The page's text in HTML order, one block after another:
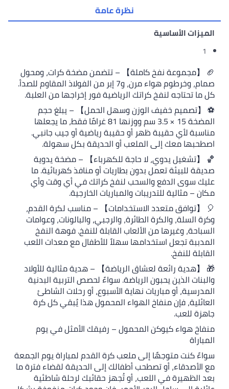
نفخ كاملة】 – تتضمن مضخة كرات، ومحول
صمام، وخرطوم هواء مرن، و7 إبر من الفولاذ المقاوم للصدأ.
لنفخ كراتك الرياضية فور إخراجها من العلبة.
خفيف الوزن وسهل الحمل】 – يبلغ حجم
المضخة 15 × 3.5 سم ووزنها 81 غرامًا فقط، ما يجعلها
حقيبة ظهر أو حقيبة رياضية أو جيب جانبي.
إلى الملعب أو الحديقة بكل سهولة.
يدوي، لا حاجة للكهرباء】 – مضخة يدوية
تعمل بدون بطاريات أو منافذ كهربائية. ما
والسحب لنفخ كراتك في أي وقت وأي
للتدريبات والمباريات الخارجية.
متعدد الاستخدامات】 – مناسب لكرة القدم،
والكرة الطائرة، والرجبي، والبالونات، وعوامات
من الألعاب القابلة للنفخ. فوهة النفخ
استخدامها سهلاً للأطفال مع معدات اللعب
لعشاق الرياضة】 – هدية مثالية للأولاد
يحبون الرياضة. سواءً لحصص التربية البدنية
مباريات نهاية الأسبوع، أو رحلات الشاطئ
فإن منفاخ الهواء المحمول هذا يُبقي كل كرة
كيوكن المحمول – رفيقك الأمثل في يوم
إلى ملعب كرة القدم لمباراة يوم الجمعة
أو تصطحب أطفالك إلى الحديقة لقضاء فترة ما
في اللعب، أو تُجهز حقائبك لرحلة شاطئية